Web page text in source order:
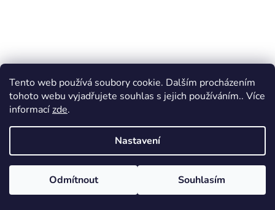
Tento web používá soubory cookie. Dalším procházením
tohoto webu vyjadřujete souhlas s jejich používáním.. Více
informacízde.
Nastavení
Odmítnout Souhlasím